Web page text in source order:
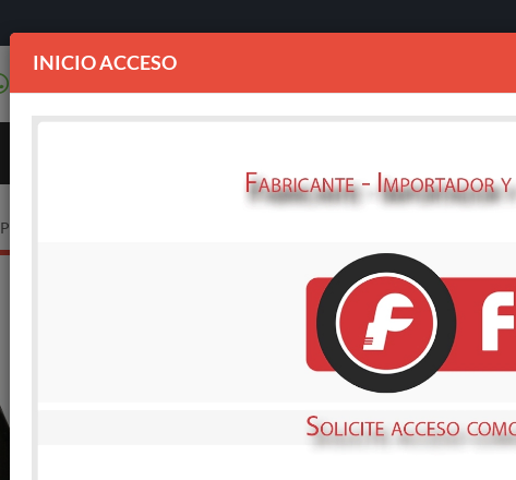
Pisonador - Placa compactadora
INICIO ACCESO